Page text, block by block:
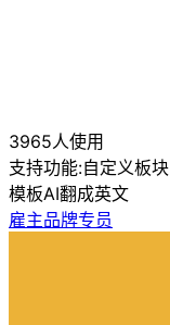
3965人使用
支持功能:自定义板块
模板AI翻成英文
雇主品牌专员